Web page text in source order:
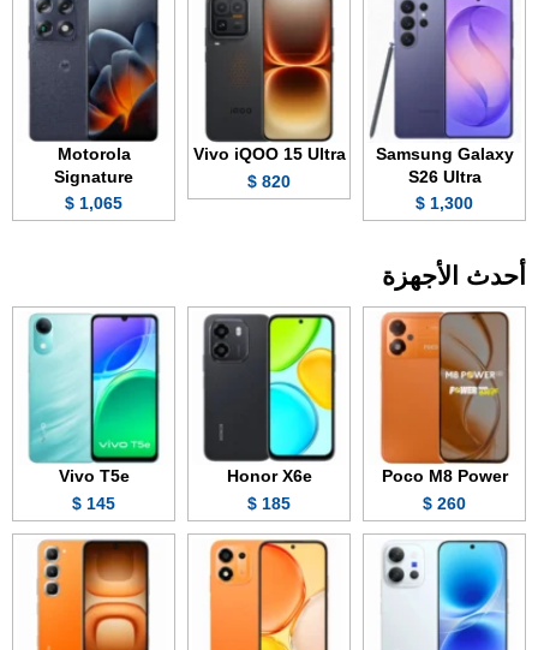
Samsung Galaxy
S26 Ultra
1,300 $
Vivo iQOO 15 Ultra
820 $
Motorola
Signature
1,065 $
أحدث الأجهزة
Poco M8 Power
260 $
Honor X6e
185 $
Vivo T5e
145 $